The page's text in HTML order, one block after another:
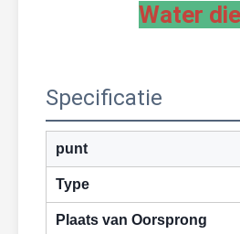
Water
Specificatie
punt
Type
Plaats van Oorsprong